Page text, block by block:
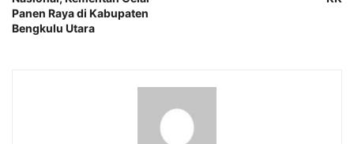
Panen Raya di Kabupaten
Bengkulu Utara